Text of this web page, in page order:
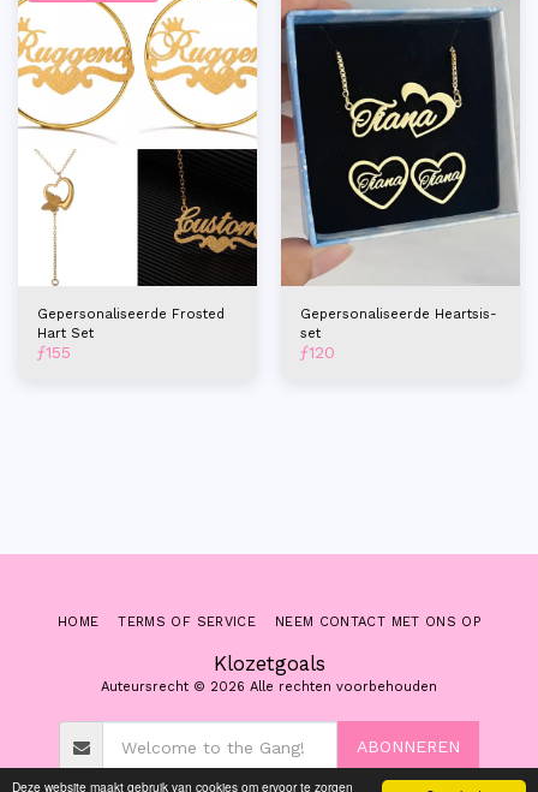
Deze website maakt gebruik van cookies om ervoor te zorgen
Gepersonaliseerde Frosted
Hart Set
ƒ155
Gepersonaliseerde Heartsis-
set
ƒ120
Klozetgoals
Auteursrecht © 2026 Alle rechten voorbehouden
HOME TERMS OF SERVICE NEEM CONTACT MET ONS OP
ABONNEREN